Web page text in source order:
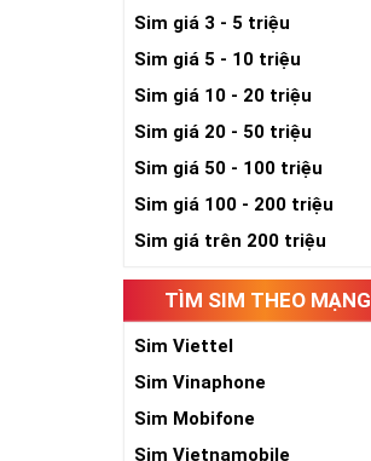
Sim giá 3 - 5 triệu
Sim giá 5 - 10 triệu
Sim giá 10 - 20 triệu
Sim giá 20 - 50 triệu
Sim giá 50 - 100 triệu
Sim giá 100 - 200 triệu
Sim giá trên 200 triệu
TÌM SIM THEO MẠNG
Sim Viettel
Sim Vinaphone
Sim Mobifone
Sim Vietnamobile